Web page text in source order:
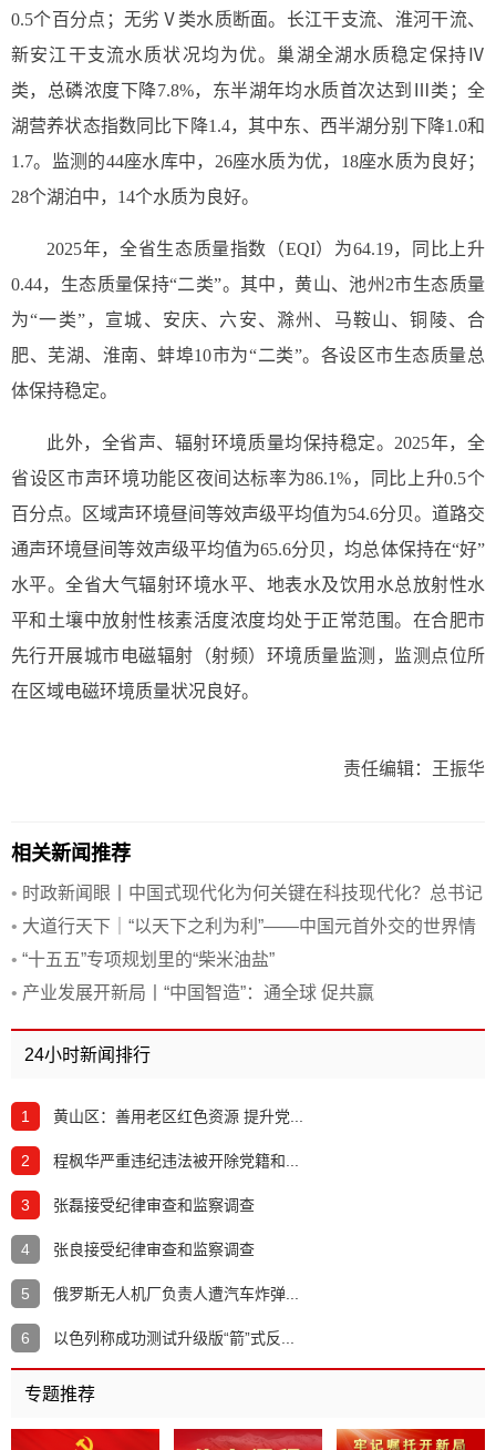
0.5个百分点；无劣Ⅴ类水质断面。长江干支流、淮河干流、
新安江干支流水质状况均为优。巢湖全湖水质稳定保持Ⅳ
类，总磷浓度下降7.8%，东半湖年均水质首次达到Ⅲ类；全
湖营养状态指数同比下降1.4，其中东、西半湖分别下降1.0和
1.7。监测的44座水库中，26座水质为优，18座水质为良好；
28个湖泊中，14个水质为良好。
2025年，全省生态质量指数（EQI）为64.19，同比上升
0.44，生态质量保持“二类”。其中，黄山、池州2市生态质量
为“一类”，宣城、安庆、六安、滁州、马鞍山、铜陵、合
肥、芜湖、淮南、蚌埠10市为“二类”。各设区市生态质量总
体保持稳定。
此外，全省声、辐射环境质量均保持稳定。2025年，全
省设区市声环境功能区夜间达标率为86.1%，同比上升0.5个
百分点。区域声环境昼间等效声级平均值为54.6分贝。道路交
通声环境昼间等效声级平均值为65.6分贝，均总体保持在“好”
水平。全省大气辐射环境水平、地表水及饮用水总放射性水
平和土壤中放射性核素活度浓度均处于正常范围。在合肥市
先行开展城市电磁辐射（射频）环境质量监测，监测点位所
在区域电磁环境质量状况良好。
责任编辑：王振华
相关新闻推荐
• 时政新闻眼丨中国式现代化为何关键在科技现代化？总书记
作出战略指引
• 大道行天下｜“以天下之利为利”——中国元首外交的世界情
怀与大国气派
• “十五五”专项规划里的“柴米油盐”
• 产业发展开新局丨“中国智造”：通全球 促共赢
24小时新闻排行
1 黄山区：善用老区红色资源 提升党...
2 程枫华严重违纪违法被开除党籍和...
3 张磊接受纪律审查和监察调查
4 张良接受纪律审查和监察调查
5 俄罗斯无人机厂负责人遭汽车炸弹...
6 以色列称成功测试升级版“箭”式反...
专题推荐